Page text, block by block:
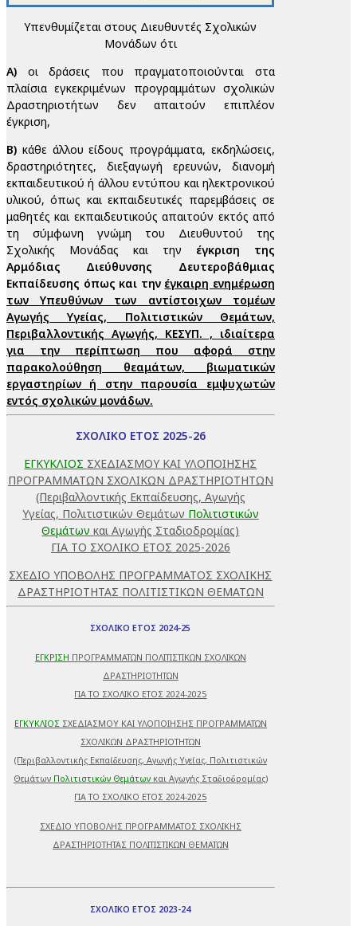
Υπενθυμίζεται στους Διευθυντές Σχολικών
Μονάδων ότι
Α) οι δράσεις που πραγματοποιούνται στα
πλαίσια εγκεκριμένων προγραμμάτων σχολικών
Δραστηριοτήτων δεν απαιτούν επιπλέον
έγκριση,
Β) κάθε άλλου είδους προγράμματα, εκδηλώσεις,
δραστηριότητες, διεξαγωγή ερευνών, διανομή
εκπαιδευτικού ή άλλου εντύπου και ηλεκτρονικού
υλικού, όπως και εκπαιδευτικές παρεμβάσεις σε
μαθητές και εκπαιδευτικούς απαιτούν εκτός από
τη σύμφωνη γνώμη του Διευθυντού της
Σχολικής Μονάδας και την έγκριση της
Αρμόδιας Διεύθυνσης Δευτεροβάθμιας
Εκπαίδευσης όπως και την έγκαιρη ενημέρωση
των Υπευθύνων των αντίστοιχων τομέων
Αγωγής Υγείας, Πολιτιστικών Θεμάτων,
Περιβαλλοντικής Αγωγής, ΚΕΣΥΠ. , ιδιαίτερα
για την περίπτωση που αφορά στην
παρακολούθηση θεαμάτων, βιωματικών
εργαστηρίων ή στην παρουσία εμψυχωτών
εντός σχολικών μονάδων.
ΣΧΟΛΙΚΟ ΕΤΟΣ 2025-26
ΕΓΚΥΚΛΙΟΣ ΣΧΕΔΙΑΣΜΟΥ ΚΑΙ ΥΛΟΠΟΙΗΣΗΣ
ΠΡΟΓΡΑΜΜΑΤΩΝ ΣΧΟΛΙΚΩΝ ΔΡΑΣΤΗΡΙΟΤΗΤΩΝ
(Περιβαλλοντικής Εκπαίδευσης, Αγωγής
Υγείας, Πολιτιστικών Θεμάτων Πολιτιστικών
Θεμάτωνκαι Αγωγής Σταδιοδρομίας)
ΓΙΑ ΤΟ ΣΧΟΛΙΚΟ ΕΤΟΣ 2025-2026
ΣΧΕΔΙΟ ΥΠΟΒΟΛΗΣ ΠΡΟΓΡΑΜΜΑΤΟΣ ΣΧΟΛΙΚΗΣ
ΔΡΑΣΤΗΡΙΟΤΗΤΑΣ ΠΟΛΙΤΙΣΤΙΚΩΝ ΘΕΜΑΤΩΝ
ΣΧΟΛΙΚΟ ΕΤΟΣ 2024-25
ΕΓΚΡΙΣΗ ΠΡΟΓΡΑΜΜΑΤΩΝ ΠΟΛΙΤΙΣΤΙΚΩΝ ΣΧΟΛΙΚΩΝ
ΔΡΑΣΤΗΡΙΟΤΗΤΩΝ
ΓΙΑ ΤΟ ΣΧΟΛΙΚΟ ΕΤΟΣ 2024-2025
ΕΓΚΥΚΛΙΟΣ ΣΧΕΔΙΑΣΜΟΥ ΚΑΙ ΥΛΟΠΟΙΗΣΗΣ ΠΡΟΓΡΑΜΜΑΤΩΝ
ΣΧΟΛΙΚΩΝ ΔΡΑΣΤΗΡΙΟΤΗΤΩΝ
(Περιβαλλοντικής Εκπαίδευσης, Αγωγής Υγείας, Πολιτιστικών
Θεμάτων Πολιτιστικών Θεμάτων και Αγωγής Σταδιοδρομίας)
ΓΙΑ ΤΟ ΣΧΟΛΙΚΟ ΕΤΟΣ 2024-2025
ΣΧΕΔΙΟ ΥΠΟΒΟΛΗΣ ΠΡΟΓΡΑΜΜΑΤΟΣ ΣΧΟΛΙΚΗΣ
ΔΡΑΣΤΗΡΙΟΤΗΤΑΣ ΠΟΛΙΤΙΣΤΙΚΩΝ ΘΕΜΑΤΩΝ
ΣΧΟΛΙΚΟ ΕΤΟΣ 2023-24